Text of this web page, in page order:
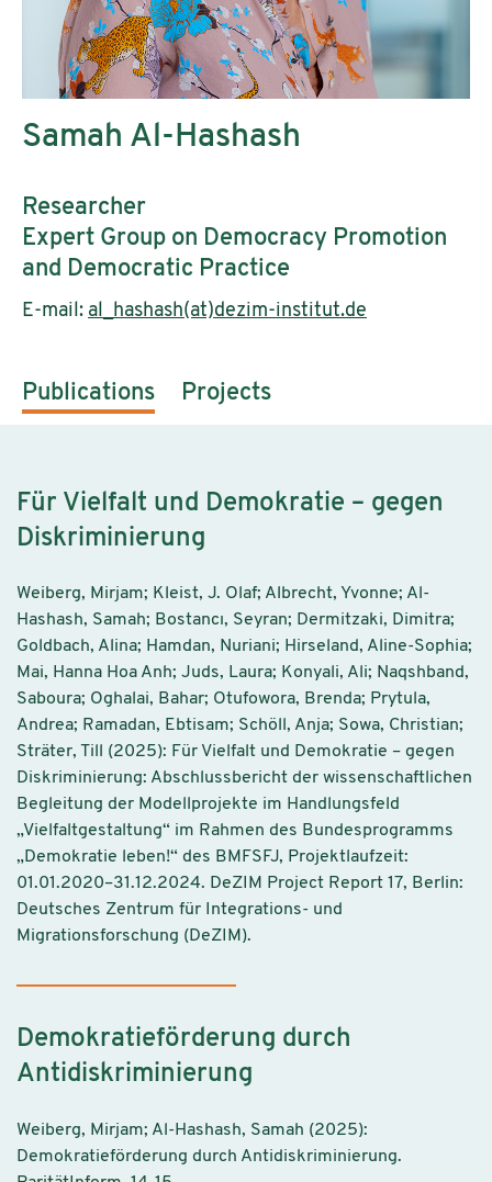
Samah Al-Hashash
Researcher
Expert Group on Democracy Promotion
and Democratic Practice
E-mail: al_hashash(at)dezim-institut.de
Publications Projects
Für Vielfalt und Demokratie – gegen
Diskriminierung
Weiberg, Mirjam; Kleist, J. Olaf; Albrecht, Yvonne; Al-
Hashash, Samah; Bostancı, Seyran; Dermitzaki, Dimitra;
Goldbach, Alina; Hamdan, Nuriani; Hirseland, Aline-Sophia;
Mai, Hanna Hoa Anh; Juds, Laura; Konyali, Ali; Naqshband,
Saboura; Oghalai, Bahar; Otufowora, Brenda; Prytula,
Andrea; Ramadan, Ebtisam; Schöll, Anja; Sowa, Christian;
Sträter, Till (2025): Für Vielfalt und Demokratie – gegen
Diskriminierung: Abschlussbericht der wissenschaftlichen
Begleitung der Modellprojekte im Handlungsfeld
„Vielfaltgestaltung“ im Rahmen des Bundesprogramms
„Demokratie leben!“ des BMFSFJ, Projektlaufzeit:
01.01.2020–31.12.2024. DeZIM Project Report 17, Berlin:
Deutsches Zentrum für Integrations- und
Migrationsforschung (DeZIM).
Demokratieförderung durch
Antidiskriminierung
Weiberg, Mirjam; Al-Hashash, Samah (2025):
Demokratieförderung durch Antidiskriminierung.